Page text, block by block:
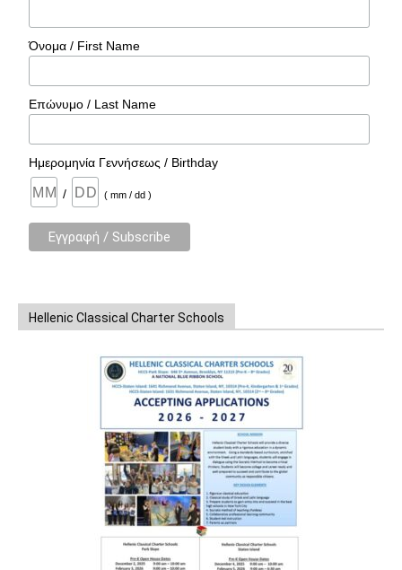
Όνομα / First Name
Επώνυμο / Last Name
Ημερομηνία Γεννήσεως / Birthday
/ ( mm / dd )
Hellenic Classical Charter Schools